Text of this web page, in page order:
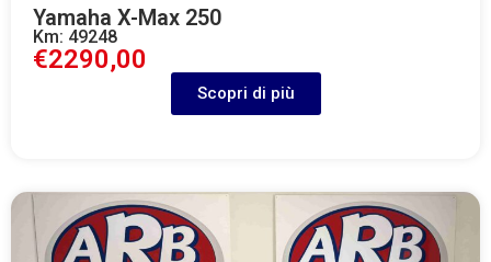
Yamaha X-Max 250
Km: 49248
€2290,00
Scopri di più